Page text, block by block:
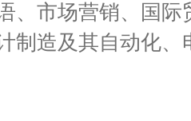
、市场营销、国
制造及其自动化